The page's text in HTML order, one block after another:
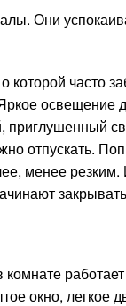
Они
которой часто
освещение
приглушенный
отпускать.
менее
окно, легкое